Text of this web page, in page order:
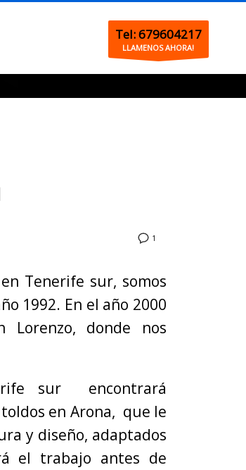
Tel: 679604217
LLAMENOS AHORA!
1
Tenerife sur, somos
1992. En el año 2000
donde nos
sur encontrará
en Arona, que le
y diseño, adaptados
el trabajo antes de